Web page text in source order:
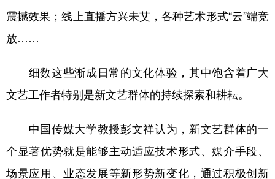
震撼效果；线上直播方兴未艾，各种艺术形式“云”端竞
放……
细数这些渐成日常的文化体验，其中饱含着广大
文艺工作者特别是新文艺群体的持续探索和耕耘。
中国传媒大学教授彭文祥认为，新文艺群体的一
个显著优势就是能够主动适应技术形式、媒介手段、
场景应用、业态发展等新形势新变化，通过积极创新